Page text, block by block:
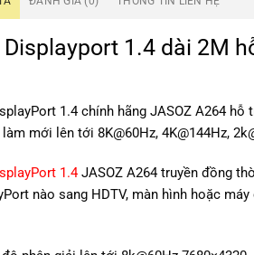
Displayport 1.4 dài 2M
1.4 chính hãng JASOZ A264
mới lên tới 8K@60Hz, 4K@144Hz,
1.4JASOZ A264 truyền đồng
nào sang HDTV, màn hình hoặc